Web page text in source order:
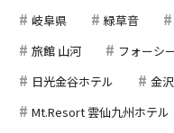
岐阜県
緑草音
旅館 山河
フォーシ
日光金谷ホテル
金
Mt.Resort 雲仙九州ホテル